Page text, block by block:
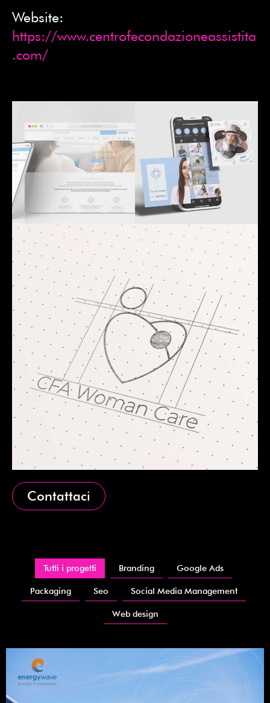
Website:
https://www.centrofecondazioneassistita
.com/
Contattaci
Tutti i progetti Branding Google Ads
Packaging Seo Social Media Management
Web design